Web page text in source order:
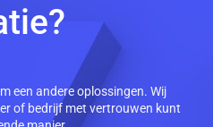
een andere oplossingen. Wij
of bedrijf met vertrouwen kunt